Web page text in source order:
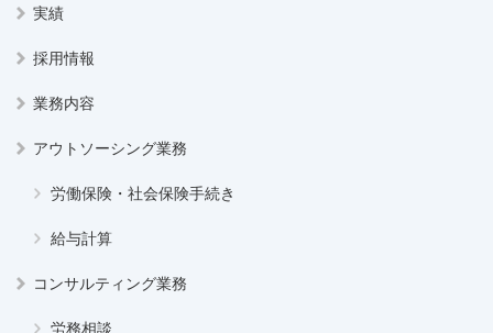
実績
採用情報
業務内容
アウトソーシング業務
労働保険・社会保険手続き
給与計算
コンサルティング業務
労務相談